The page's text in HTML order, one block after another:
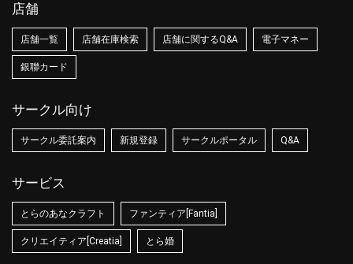
店舗
店舗一覧 店舗在庫検索 店舗に関するQ&A 電子マネー
銀聯カード
サークル向け
サークル委託案内 新規登録 サークルポータル Q&A
サービス
とらのあなクラフト ファンティア[Fantia]
クリエイティア[Creatia] とら婚